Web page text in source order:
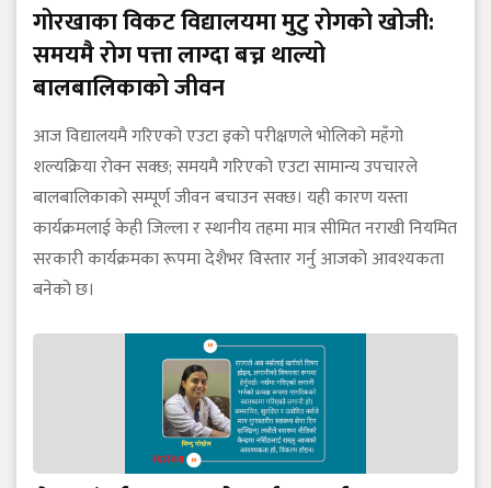
गोरखाका विकट विद्यालयमा मुटु रोगको खोजी:
समयमै रोग पत्ता लाग्दा बच्न थाल्यो
बालबालिकाको जीवन
आज विद्यालयमै गरिएको एउटा इको परीक्षणले भोलिको महँगो
शल्यक्रिया रोक्न सक्छ; समयमै गरिएको एउटा सामान्य उपचारले
बालबालिकाको सम्पूर्ण जीवन बचाउन सक्छ। यही कारण यस्ता
कार्यक्रमलाई केही जिल्ला र स्थानीय तहमा मात्र सीमित नराखी नियमित
सरकारी कार्यक्रमका रूपमा देशैभर विस्तार गर्नु आजको आवश्यकता
बनेको छ।